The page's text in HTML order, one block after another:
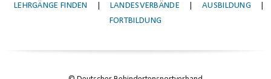
LEHRGÄNGE FINDEN LANDESVERBÄNDE AUSBILDUNG
FORTBILDUNG